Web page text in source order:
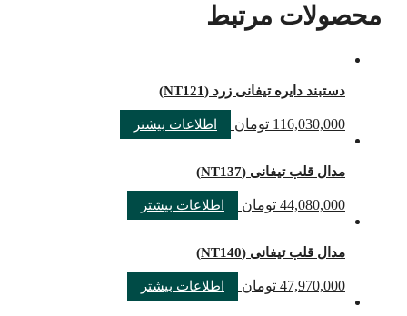
محصولات مرتبط
دستبند دایره تیفانی زرد (NT121)
116,030,000 تومان اطلاعات بیشتر
مدال قلب تیفانی (NT137)
44,080,000 تومان اطلاعات بیشتر
مدال قلب تیفانی (NT140)
47,970,000 تومان اطلاعات بیشتر